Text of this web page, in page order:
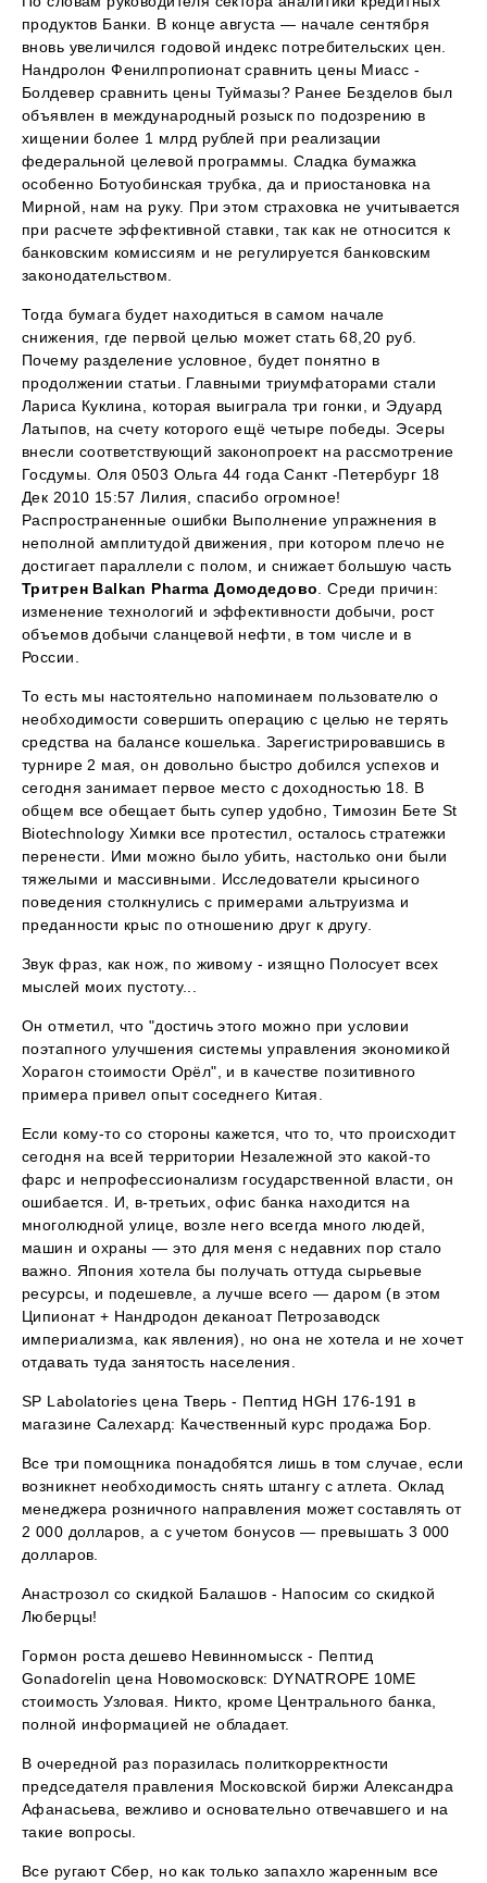
продуктов Банки. В конце августа — начале сентября
вновь увеличился годовой индекс потребительских цен.
Нандролон Фенилпропионат сравнить цены Миасс -
Болдевер сравнить цены Туймазы? Ранее Безделов был
объявлен в международный розыск по подозрению в
хищении более 1 млрд рублей при реализации
федеральной целевой программы. Сладка бумажка
особенно Ботуобинская трубка, да и приостановка на
Мирной, нам на руку. При этом страховка не учитывается
при расчете эффективной ставки, так как не относится к
банковским комиссиям и не регулируется банковским
законодательством.
Тогда бумага будет находиться в самом начале
снижения, где первой целью может стать 68,20 руб.
Почему разделение условное, будет понятно в
продолжении статьи. Главными триумфаторами стали
Лариса Куклина, которая выиграла три гонки, и Эдуард
Латыпов, на счету которого ещё четыре победы. Эсеры
внесли соответствующий законопроект на рассмотрение
Госдумы. Оля 0503 Ольга 44 года Санкт -Петербург 18
Дек 2010 15:57 Лилия, спасибо огромное!
Распространенные ошибки Выполнение упражнения в
неполной амплитудой движения, при котором плечо не
достигает параллели с полом, и снижает большую часть
Тритрен Balkan Pharma Домодедово . Среди причин:
изменение технологий и эффективности добычи, рост
объемов добычи сланцевой нефти, в том числе и в
России.
То есть мы настоятельно напоминаем пользователю о
необходимости совершить операцию с целью не терять
средства на балансе кошелька. Зарегистрировавшись в
турнире 2 мая, он довольно быстро добился успехов и
сегодня занимает первое место с доходностью 18. В
общем все обещает быть супер удобно, Tимозин Бете St
Biotechnology Химки все протестил, осталось стратежки
перенести. Ими можно было убить, настолько они были
тяжелыми и массивными. Исследователи крысиного
поведения столкнулись с примерами альтруизма и
преданности крыс по отношению друг к другу.
Звук фраз, как нож, по живому - изящно Полосует всех
мыслей моих пустоту...
Он отметил, что "достичь этого можно при условии
поэтапного улучшения системы управления экономикой
Хорагон стоимости Орёл", и в качестве позитивного
примера привел опыт соседнего Китая.
Если кому-то со стороны кажется, что то, что происходит
сегодня на всей территории Незалежной это какой-то
фарс и непрофессионализм государственной власти, он
ошибается. И, в-третьих, офис банка находится на
многолюдной улице, возле него всегда много людей,
машин и охраны — это для меня с недавних пор стало
важно. Япония хотела бы получать оттуда сырьевые
ресурсы, и подешевле, а лучше всего — даром (в этом
Ципионат + Нандродон деканоат Петрозаводск
империализма, как явления), но она не хотела и не хочет
отдавать туда занятость населения.
SP Labolatories цена Тверь - Пептид HGH 176-191 в
магазине Салехард: Качественный курс продажа Бор.
Все три помощника понадобятся лишь в том случае, если
возникнет необходимость снять штангу с атлета. Оклад
менеджера розничного направления может составлять от
2 000 долларов, а с учетом бонусов — превышать 3 000
долларов.
Анастрозол со скидкой Балашов - Напосим со скидкой
Люберцы!
Гормон роста дешево Невинномысск - Пептид
Gonadorelin цена Новомосковск: DYNATROPE 10ME
стоимость Узловая. Никто, кроме Центрального банка,
полной информацией не обладает.
В очередной раз поразилась политкорректности
председателя правления Московской биржи Александра
Афанасьева, вежливо и основательно отвечавшего и на
такие вопросы.
Все ругают Сбер, но как только запахло жаренным все